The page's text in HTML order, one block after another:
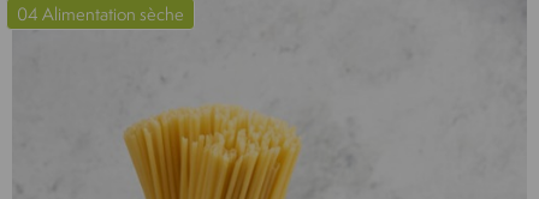
04 Alimentation sèche